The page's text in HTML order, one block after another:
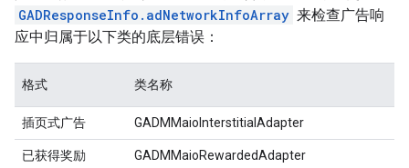
GADResponseInfo.adNetworkInfoArray 来检查广告响
应中归属于以下类的底层错误：
格式 类名称
插页式广告 GADMMaioInterstitialAdapter
已获得奖励 GADMMaioRewardedAdapter